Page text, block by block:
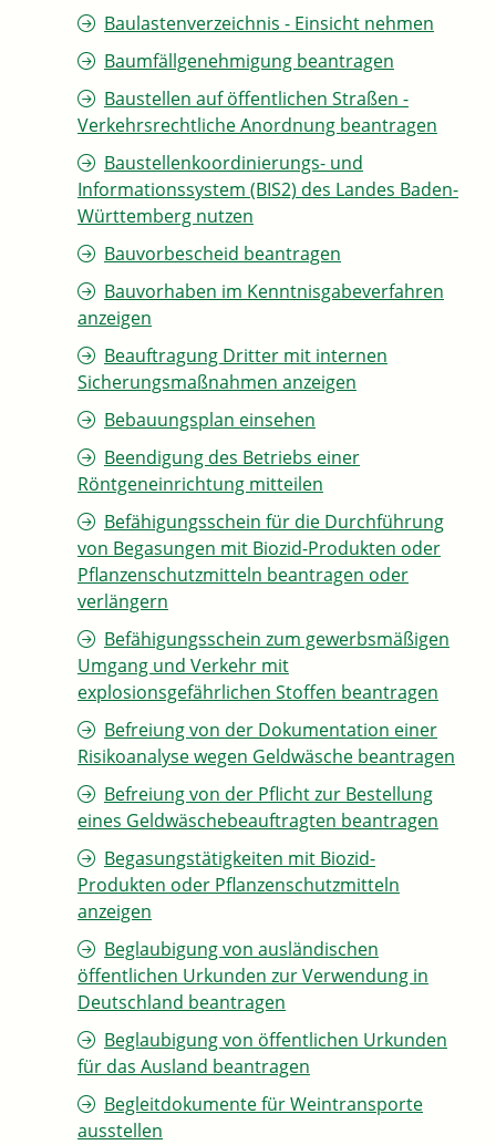
Baulastenverzeichnis - Einsicht nehmen
Baumfällgenehmigung beantragen
Baustellen auf öffentlichen Straßen -
Verkehrsrechtliche Anordnung beantragen
Baustellenkoordinierungs- und
Informationssystem (BIS2) des Landes Baden-
Württemberg nutzen
Bauvorbescheid beantragen
Bauvorhaben im Kenntnisgabeverfahren
anzeigen
Beauftragung Dritter mit internen
Sicherungsmaßnahmen anzeigen
Bebauungsplan einsehen
Beendigung des Betriebs einer
Röntgeneinrichtung mitteilen
Befähigungsschein für die Durchführung
von Begasungen mit Biozid-Produkten oder
Pflanzenschutzmitteln beantragen oder
verlängern
Befähigungsschein zum gewerbsmäßigen
Umgang und Verkehr mit
explosionsgefährlichen Stoffen beantragen
Befreiung von der Dokumentation einer
Risikoanalyse wegen Geldwäsche beantragen
Befreiung von der Pflicht zur Bestellung
eines Geldwäschebeauftragten beantragen
Begasungstätigkeiten mit Biozid-
Produkten oder Pflanzenschutzmitteln
anzeigen
Beglaubigung von ausländischen
öffentlichen Urkunden zur Verwendung in
Deutschland beantragen
Beglaubigung von öffentlichen Urkunden
für das Ausland beantragen
Begleitdokumente für Weintransporte
ausstellen